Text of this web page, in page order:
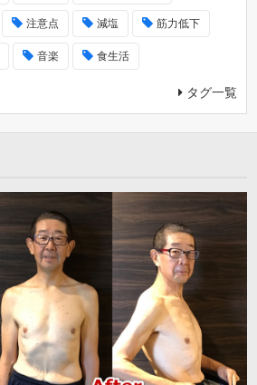
注意点 減塩 筋力低下
音楽 食生活
タグ一覧